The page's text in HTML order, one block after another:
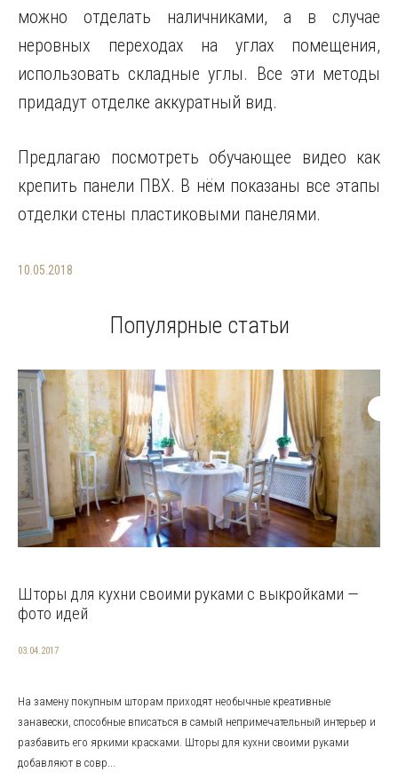
можно отделать наличниками, а в случае
неровных переходах на углах помещения,
использовать складные углы. Все эти методы
придадут отделке аккуратный вид.
Предлагаю посмотреть обучающее видео как
крепить панели ПВХ. В нём показаны все этапы
отделки стены пластиковыми панелями.
10.05.2018
Популярные статьи
Шторы для кухни своими руками с выкройками —
фото идей
03.04.2017
На замену покупным шторам приходят необычные креативные
занавески, способные вписаться в самый непримечательный интерьер и
разбавить его яркими красками. Шторы для кухни своими руками
добавляют в совр...